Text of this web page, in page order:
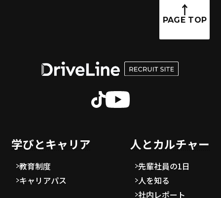
学びとキャリア
教育制度
キャリアパス
人とカルチャー
先輩社員の1日
人を知る
社内レポート
PAGE TOP